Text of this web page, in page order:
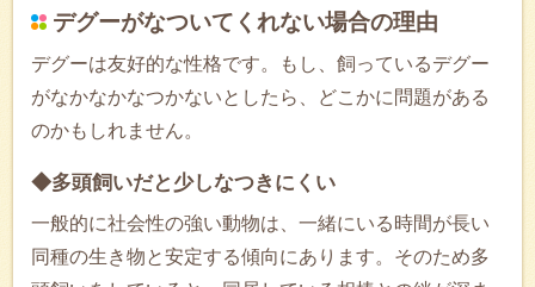
デグーがなついてくれない場合の理由
デグーは友好的な性格です。もし、飼っているデグー
がなかなかなつかないとしたら、どこかに問題がある
のかもしれません。
◆多頭飼いだと少しなつきにくい
一般的に社会性の強い動物は、一緒にいる時間が長い
同種の生き物と安定する傾向にあります。そのため多